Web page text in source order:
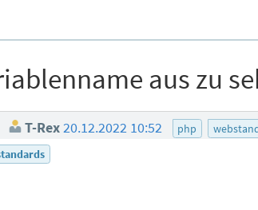
aus zu
T-Rex20.12.2022 10:52 php